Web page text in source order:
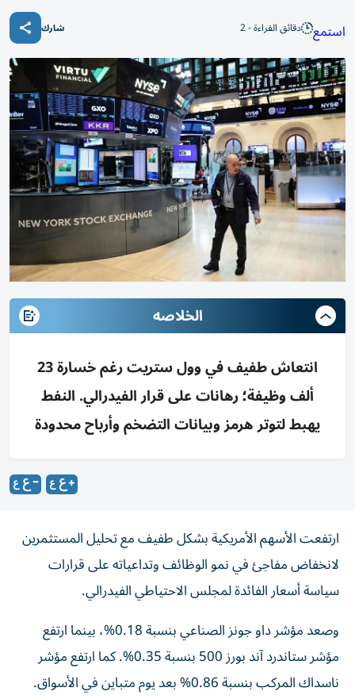
استمع دقائق القراءة - 2 شارك
الخلاصه
انتعاش طفيف في وول ستريت رغم خسارة 23
ألف وظيفة؛ رهانات على قرار الفيدرالي. النفط
يهبط لتوتر هرمز وبيانات التضخم وأرباح محدودة
ارتفعت الأسهم الأمريكية بشكل طفيف مع تحليل المستثمرين
لانخفاض مفاجئ في نمو الوظائف وتداعياته على قرارات
سياسة أسعار الفائدة لمجلس الاحتياطي الفيدرالي.
وصعد مؤشر داو جونز الصناعي بنسبة 0.18%، بينما ارتفع
مؤشر ستاندرد آند بورز 500 بنسبة 0.35%. كما ارتفع مؤشر
ناسداك المركب بنسبة 0.86% بعد يوم متباين في الأسواق.